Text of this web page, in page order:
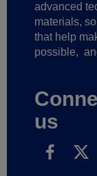
advanced
materials,
that help
possible,
us